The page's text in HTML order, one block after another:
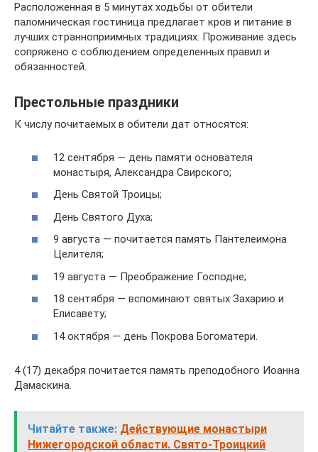
Расположенная в 5 минутах ходьбы от обители
паломническая гостиница предлагает кров и питание в
лучших странноприимных традициях. Проживание здесь
сопряжено с соблюдением определенных правил и
обязанностей.
Престольные праздники
К числу почитаемых в обители дат относятся:
12 сентября — день памяти основателя
монастыря, Александра Свирского;
День Святой Троицы;
День Святого Духа;
9 августа — почитается память Пантелеимона
Целителя;
19 августа — Преображение Господне;
18 сентября — вспоминают святых Захарию и
Елисавету;
14 октября — день Покрова Богоматери.
4 (17) декабря почитается память преподобного Иоанна
Дамаскина.
Читайте также: Действующие монастыри
Нижегородской области. Свято-Троицкий